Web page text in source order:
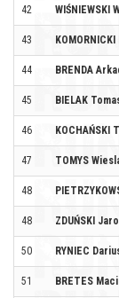
42 WIŚNIEWSKI
43
44 BRENDA
45 BIELAK
46 KOCHAŃSKI
47 TOMYS
48
48 ZDUŃSKI
50 RYNIEC
51 BRETES